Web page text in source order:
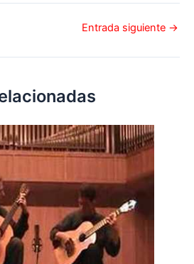
Entrada siguiente →